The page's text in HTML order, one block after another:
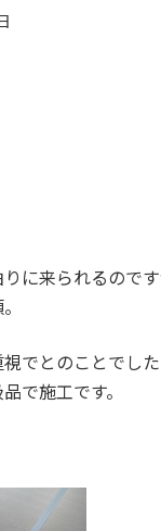
に来られるので
とのことでした
で施工です。